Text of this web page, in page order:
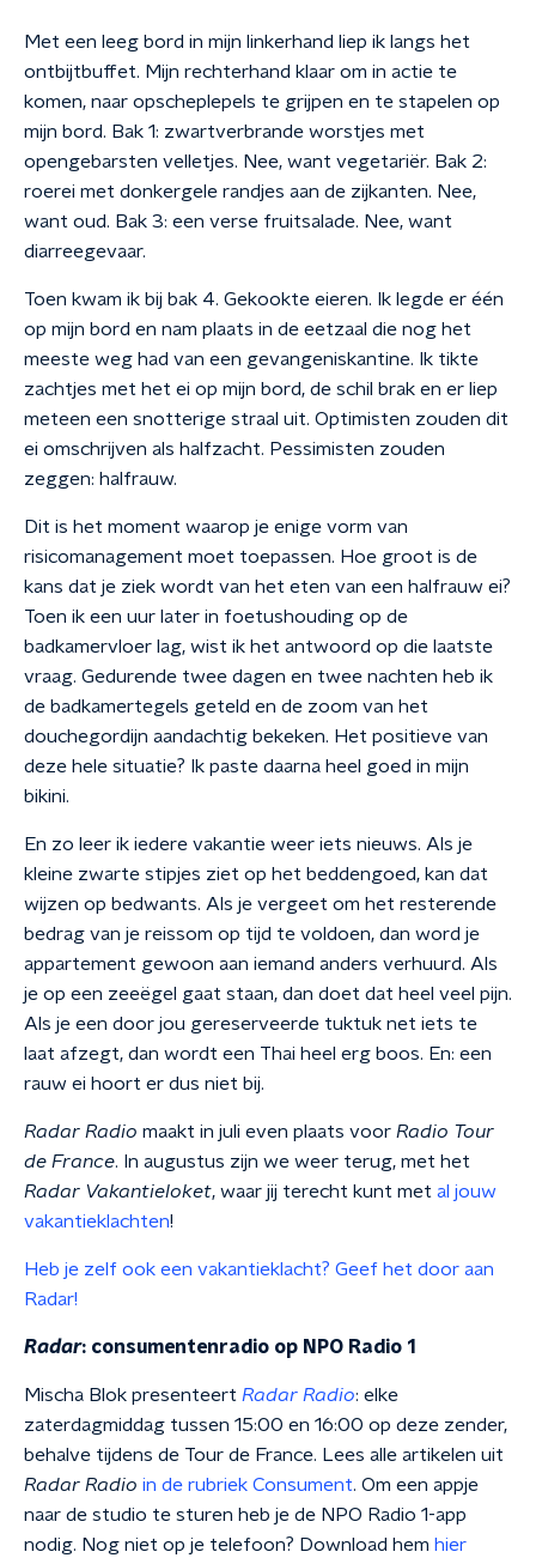
Met een leeg bord in mijn linkerhand liep ik langs het
ontbijtbuffet. Mijn rechterhand klaar om in actie te
komen, naar opscheplepels te grijpen en te stapelen op
mijn bord. Bak 1: zwartverbrande worstjes met
opengebarsten velletjes. Nee, want vegetariër. Bak 2:
roerei met donkergele randjes aan de zijkanten. Nee,
want oud. Bak 3: een verse fruitsalade. Nee, want
diarreegevaar.
Toen kwam ik bij bak 4. Gekookte eieren. Ik legde er één
op mijn bord en nam plaats in de eetzaal die nog het
meeste weg had van een gevangeniskantine. Ik tikte
zachtjes met het ei op mijn bord, de schil brak en er liep
meteen een snotterige straal uit. Optimisten zouden dit
ei omschrijven als halfzacht. Pessimisten zouden
zeggen: halfrauw.
Dit is het moment waarop je enige vorm van
risicomanagement moet toepassen. Hoe groot is de
kans dat je ziek wordt van het eten van een halfrauw ei?
Toen ik een uur later in foetushouding op de
badkamervloer lag, wist ik het antwoord op die laatste
vraag. Gedurende twee dagen en twee nachten heb ik
de badkamertegels geteld en de zoom van het
douchegordijn aandachtig bekeken. Het positieve van
deze hele situatie? Ik paste daarna heel goed in mijn
bikini.
En zo leer ik iedere vakantie weer iets nieuws. Als je
kleine zwarte stipjes ziet op het beddengoed, kan dat
wijzen op bedwants. Als je vergeet om het resterende
bedrag van je reissom op tijd te voldoen, dan word je
appartement gewoon aan iemand anders verhuurd. Als
je op een zeeëgel gaat staan, dan doet dat heel veel pijn.
Als je een door jou gereserveerde tuktuk net iets te
laat afzegt, dan wordt een Thai heel erg boos. En: een
rauw ei hoort er dus niet bij.
Radar Radio maakt in juli even plaats voor Radio Tour
de France. In augustus zijn we weer terug, met het
Radar Vakantieloket, waar jij terecht kunt met al jouw
vakantieklachten!
Heb je zelf ook een vakantieklacht? Geef het door aan
Radar!
Radar: consumentenradio op NPO Radio 1
Mischa Blok presenteert Radar Radio: elke
zaterdagmiddag tussen 15:00 en 16:00 op deze zender,
behalve tijdens de Tour de France. Lees alle artikelen uit
Radar Radio in de rubriek Consument. Om een appje
naar de studio te sturen heb je de NPO Radio 1-app
nodig. Nog niet op je telefoon? Download hem hier